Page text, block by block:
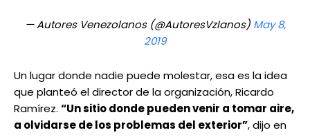
— Autores Venezolanos (@AutoresVzlanos) May 8,
2019
Un lugar donde nadie puede molestar, esa es la idea
que planteó el director de la organización, Ricardo
Ramírez. “Un sitio donde pueden venir a tomar aire,
a olvidarse de los problemas del exterior”, dijo en